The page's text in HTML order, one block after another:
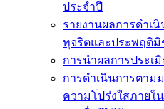
ประจำปี
รายงานผลการดำเ
ทุจริตและประพฤติมิ
การนำผลการประเ
การดำเนินการตาม
ความโปร่งใสภายใ